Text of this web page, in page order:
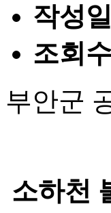
작성일
조회수
부안군
소하천